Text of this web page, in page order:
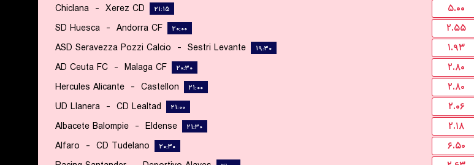
Chiclana - Xerez CD ۲۱:۱۵ ۵.۰۰
SD Huesca - Andorra CF ۲۰:۰۰ ۲.۵۵
ASD Seravezza Pozzi Calcio - Sestri Levante ۱۹:۳۰ ۱.۹۳
AD Ceuta FC - Malaga CF ۲۰:۳۰ ۲.۸۰
Hercules Alicante - Castellon ۲۱:۰۰ ۲.۸۰
UD Llanera - CD Lealtad ۲۱:۰۰ ۲.۰۶
Albacete Balompie - Eldense ۲۱:۳۰ ۲.۱۸
Alfaro - CD Tudelano ۲۰:۳۰ ۶.۵۰